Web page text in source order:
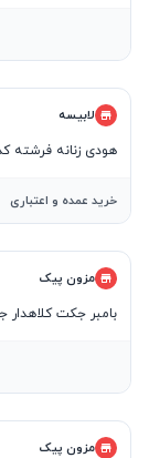
لابیسه
هودی زنانه فرشته
خرید عمده و اعتباری
مزون پیک
بامبر جکت کلاهدار
مزون پیک